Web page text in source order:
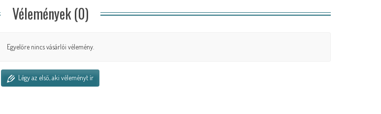
Vélemények (0)
Egyelőre nincs vásárlói vélemény.
Légy az első, aki véleményt ír